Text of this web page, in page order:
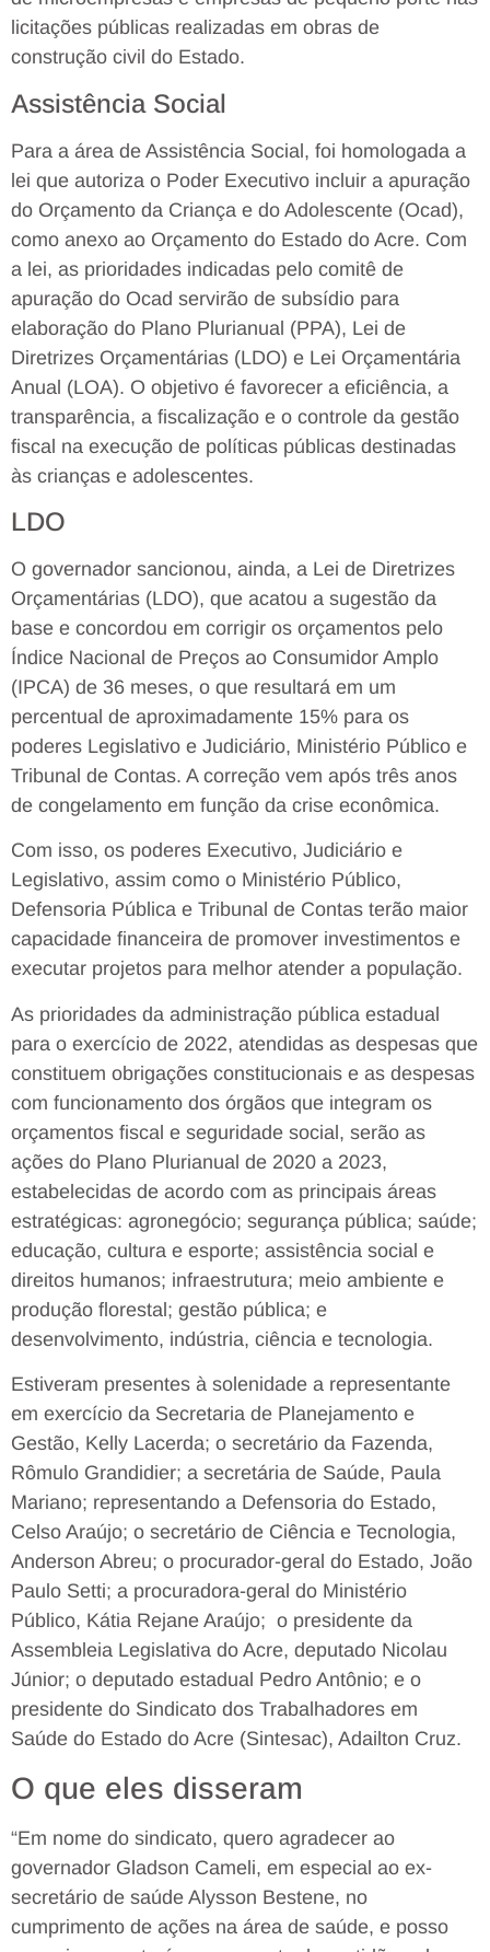
licitações públicas realizadas em obras de
construção civil do Estado.
Assistência Social
Para a área de Assistência Social, foi homologada a
lei que autoriza o Poder Executivo incluir a apuração
do Orçamento da Criança e do Adolescente (Ocad),
como anexo ao Orçamento do Estado do Acre. Com
a lei, as prioridades indicadas pelo comitê de
apuração do Ocad servirão de subsídio para
elaboração do Plano Plurianual (PPA), Lei de
Diretrizes Orçamentárias (LDO) e Lei Orçamentária
Anual (LOA). O objetivo é favorecer a eficiência, a
transparência, a fiscalização e o controle da gestão
fiscal na execução de políticas públicas destinadas
às crianças e adolescentes.
LDO
O governador sancionou, ainda, a Lei de Diretrizes
Orçamentárias (LDO), que acatou a sugestão da
base e concordou em corrigir os orçamentos pelo
Índice Nacional de Preços ao Consumidor Amplo
(IPCA) de 36 meses, o que resultará em um
percentual de aproximadamente 15% para os
poderes Legislativo e Judiciário, Ministério Público e
Tribunal de Contas. A correção vem após três anos
de congelamento em função da crise econômica.
Com isso, os poderes Executivo, Judiciário e
Legislativo, assim como o Ministério Público,
Defensoria Pública e Tribunal de Contas terão maior
capacidade financeira de promover investimentos e
executar projetos para melhor atender a população.
As prioridades da administração pública estadual
para o exercício de 2022, atendidas as despesas que
constituem obrigações constitucionais e as despesas
com funcionamento dos órgãos que integram os
orçamentos fiscal e seguridade social, serão as
ações do Plano Plurianual de 2020 a 2023,
estabelecidas de acordo com as principais áreas
estratégicas: agronegócio; segurança pública; saúde;
educação, cultura e esporte; assistência social e
direitos humanos; infraestrutura; meio ambiente e
produção florestal; gestão pública; e
desenvolvimento, indústria, ciência e tecnologia.
Estiveram presentes à solenidade a representante
em exercício da Secretaria de Planejamento e
Gestão, Kelly Lacerda; o secretário da Fazenda,
Rômulo Grandidier; a secretária de Saúde, Paula
Mariano; representando a Defensoria do Estado,
Celso Araújo; o secretário de Ciência e Tecnologia,
Anderson Abreu; o procurador-geral do Estado, João
Paulo Setti; a procuradora-geral do Ministério
Público, Kátia Rejane Araújo; o presidente da
Assembleia Legislativa do Acre, deputado Nicolau
Júnior; o deputado estadual Pedro Antônio; e o
presidente do Sindicato dos Trabalhadores em
Saúde do Estado do Acre (Sintesac), Adailton Cruz.
O que eles disseram
“Em nome do sindicato, quero agradecer ao
governador Gladson Cameli, em especial ao ex-
secretário de saúde Alysson Bestene, no
cumprimento de ações na área de saúde, e posso